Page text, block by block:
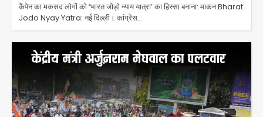
कैंपेन का मकसद लोगों को ‘भारत जोड़ो न्याय यात्रा’ का हिस्सा बनाना: माकन Bharat
Jodo Nyay Yatra: नई दिल्ली। कांग्रेस…